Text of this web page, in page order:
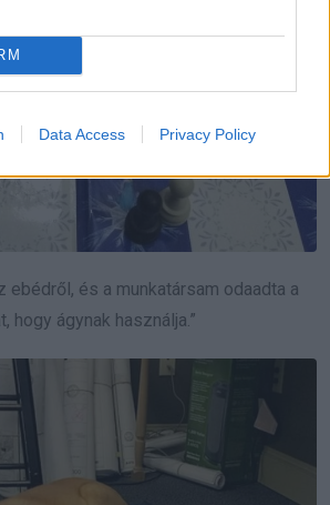
Data Access Privacy Policy
ebédről, és a munkatársam odaadta a
hogy ágynak használja.”